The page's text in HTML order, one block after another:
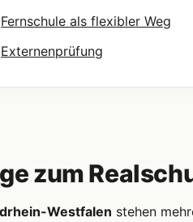
Fernschule als flexibler Weg
Externenprüfung
zum
Westfalen stehen